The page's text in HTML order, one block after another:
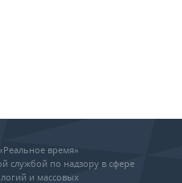
время»
службой по надзору в сфере
и массовых